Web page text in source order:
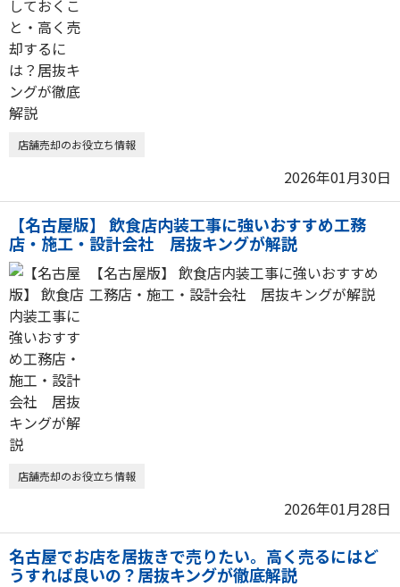
店舗売却のお役立ち情報
2026年01月30日
【名古屋版】 飲食店内装工事に強いおすすめ工務
店・施工・設計会社 居抜キングが解説
【名古屋版】 飲食店内装工事に強いおすすめ
工務店・施工・設計会社 居抜キングが解説
店舗売却のお役立ち情報
2026年01月28日
名古屋でお店を居抜きで売りたい。高く売るにはど
うすれば良いの？居抜キングが徹底解説